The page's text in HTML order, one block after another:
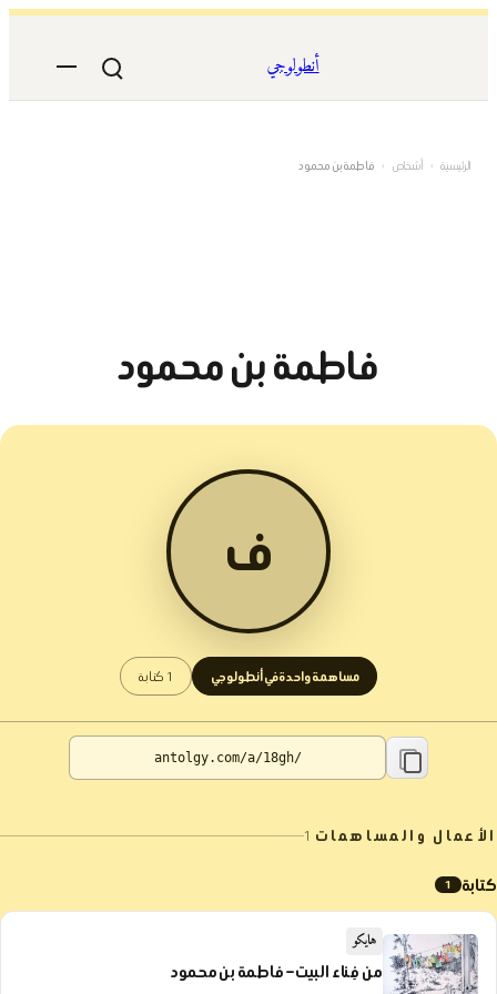
المحتوى
أنطولوجي
الرئيسية › أشخاص › فاطمة بن محمود
فاطمة بن محمود
ف
مساهمة واحدة في أنطولوجي 1 كتابة
الأعمال والمساهمات 1
كتابة 1
هايكو
من فِناء البيت – فاطمة بن محمود